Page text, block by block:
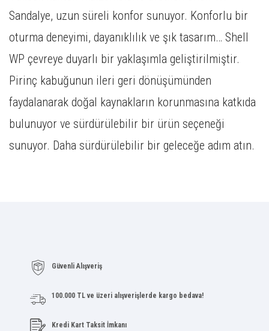
Sandalye, uzun süreli konfor sunuyor. Konforlu bir
oturma deneyimi, dayanıklılık ve şık tasarım… Shell
WP çevreye duyarlı bir yaklaşımla geliştirilmiştir.
Pirinç kabuğunun ileri geri dönüşümünden
faydalanarak doğal kaynakların korunmasına katkıda
bulunuyor ve sürdürülebilir bir ürün seçeneği
sunuyor. Daha sürdürülebilir bir geleceğe adım atın.
Güvenli Alışveriş
100.000 TL ve üzeri alışverişlerde kargo bedava!
Kredi Kart Taksit İmkanı